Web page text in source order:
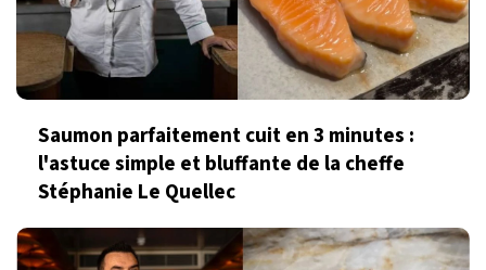
Saumon parfaitement cuit en 3 minutes :
l'astuce simple et bluffante de la cheffe
Stéphanie Le Quellec